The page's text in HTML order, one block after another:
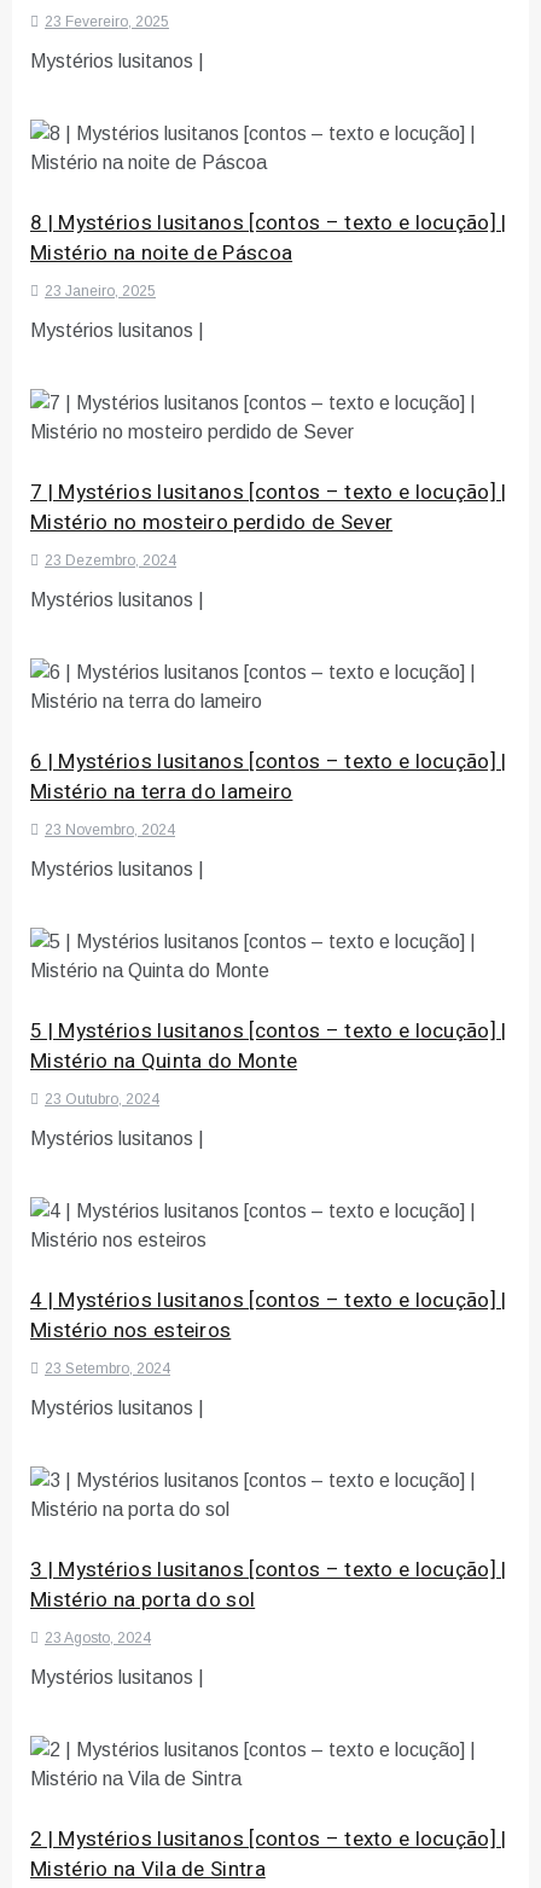
23 Fevereiro, 2025
Mystérios lusitanos |
8 | Mystérios lusitanos [contos – texto e locução] |
Mistério na noite de Páscoa
23 Janeiro, 2025
Mystérios lusitanos |
7 | Mystérios lusitanos [contos – texto e locução] |
Mistério no mosteiro perdido de Sever
23 Dezembro, 2024
Mystérios lusitanos |
6 | Mystérios lusitanos [contos – texto e locução] |
Mistério na terra do lameiro
23 Novembro, 2024
Mystérios lusitanos |
5 | Mystérios lusitanos [contos – texto e locução] |
Mistério na Quinta do Monte
23 Outubro, 2024
Mystérios lusitanos |
4 | Mystérios lusitanos [contos – texto e locução] |
Mistério nos esteiros
23 Setembro, 2024
Mystérios lusitanos |
3 | Mystérios lusitanos [contos – texto e locução] |
Mistério na porta do sol
23 Agosto, 2024
Mystérios lusitanos |
2 | Mystérios lusitanos [contos – texto e locução] |
Mistério na Vila de Sintra